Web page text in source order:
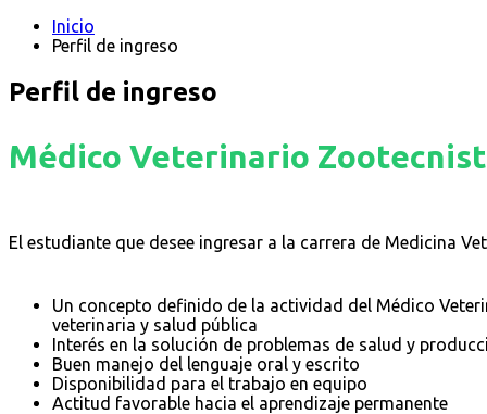
Inicio
Perfil de ingreso
Perfil de ingreso
Médico Veterinario
El estudiante que desee ingresar a la carrera de Medicina
Un concepto definido de la actividad del Médico
veterinaria y salud pública
Interés en la solución de problemas de salud y
Buen manejo del lenguaje oral y escrito
Disponibilidad para el trabajo en equipo
Actitud favorable hacia el aprendizaje permanente